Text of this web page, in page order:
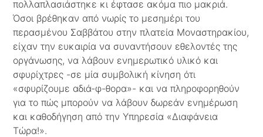
πολλαπλασιάστηκε κι έφτασε ακόμα πιο μακριά.
Όσοι βρέθηκαν από νωρίς το μεσημέρι του
περασμένου Σαββάτου στην πλατεία Μοναστηρακίου,
είχαν την ευκαιρία να συναντήσουν εθελοντές της
οργάνωσης, να λάβουν ενημερωτικό υλικό και
σφυρίχτρες -σε μία συμβολική κίνηση ότι
«σφυρίζουμε αδιά-φ-θορα»- και να πληροφορηθούν
για το πώς μπορούν να λάβουν δωρεάν ενημέρωση
και καθοδήγηση από την Υπηρεσία «Διαφάνεια
Τώρα!».